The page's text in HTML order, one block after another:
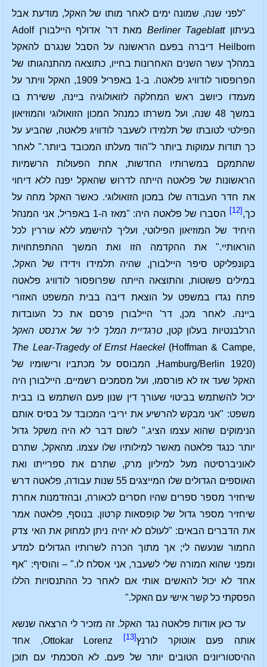
"לפני שנה, שמונה ימים לאחר מותו של האקל, מודעת אבל
בעיתוןBerliner Tageblatt
מאת דר' אדולף היילבורן Adolf
Heilborn דיברה בפעם הראשונה על הסבל שנגרם להאקל
במהלך עשר השנים האחרונות בחייו, כתוצאה מהתנהגותו של
הפרופסור לודוויג פלאטה. ב-1 באפריל 1909, האקל וויתר על
מעמדו כיושב ראש המחלקה לזואולוגיה ביינה, ששירת בו
במשך 48 שנה, ועל משרתו כמנהל המכון הזואולוגי והמוזיאון
הפילטי לטובתו של תלמידו לשעבר לודוויג פלאטה, שהביע על
כך תודות עמוקות ביותר ל"הוד מעלתו המכובד ביותר." לאחר
שהתמקם במשרותיו החדשות, אחת הפעולות הרשמיות
הראשונות של פלאטה הייתה לדרוש שהאקל יפנה ללא דיחוי
את חדר העבודה שלו במכון הזואולוגי. כאשר האקל מחה על
כך, [12]
הסברו של פלאטה היה: "מאז ה-1 באפריל, אני המנהל
היחיד של המוזיאון הפילוטי, ועליך להישמע ללא עוררין לכל
הוראותיי." את ההקדמה הזו ואת המשך ההתפתחויות
בקונפליקט סיפר היילבורן, שהיה תלמידו וידידו של האקל,
במילים פשוטות, והתוצאה הייתה שפרופסור לודוויג פלאטה
פתח נגדו במשפט על הוצאת דיבה בבית המשפט האזורי
ביינה. לאחר מכן, דר' היילבורן פרסם את כל העובדות
הרלבנטיות בעלון קטן,טרגדיית המלך ליר של ארנסט האקל
The Lear-Tragedy of Ernst Haeckel (Hoffman & Campe,
Hamburg/Berlin 1920), המבוסס על מכתביו ורישומיו של
האקל שעד אז לא פורסמו, ועל מסמכים רשמיים. היילבורן היה
יכול להשתמש בביטוי שעורך דין שנון פעם השתמש בו בבית
משפט: "אני מבקש להרשיע את יריבי המכובד על בסיס אותם
הנימוקים שהוא עצמו הציג." לשום דבר לא היה משקל גדול
יותר כנגד פלאטה מאשר למילותיו שלו עצמו. מהאקל, שתרם
לאוניברסיטה מעל למיליון מרק, שתרם את ספרייתו ואת
האוספים הגדולים שלו המייצגים 55 שנות עבודה, פלאטה דרש
שיחזיר מספר ספרים שהיו חסרים לכאורה, ובהזדמנות אחרת
שיחזיר מספר גדול של קופסאות קרטון. בנוסף, פלאטה אמר
את הדברים הבאים: "לעולם לא יהיה ניתן למחוק את האי צדק
החמור שנעשה לי; אך מתוך הכרה לשרותיו הגדולים למדע
ומפני שהוא המורה שלי לשעבר, אני אסלח לו." – והוסיף: "אף
אחד לא יכול להאשים אותי אם לאחר כל ההתנסויות הללו
הפסקתי כל קשר אישי עם האקל."
עד כאן אודות פלאטה נגד האקל. זה מזכיר לי הרצאה שנשא
אותה פעם אוטוקר לורנץ[13]
Ottokar Lorenz, אחד
ההיסטוריונים הטובים יותר של פעם. לא הסכמתי עם תוכן